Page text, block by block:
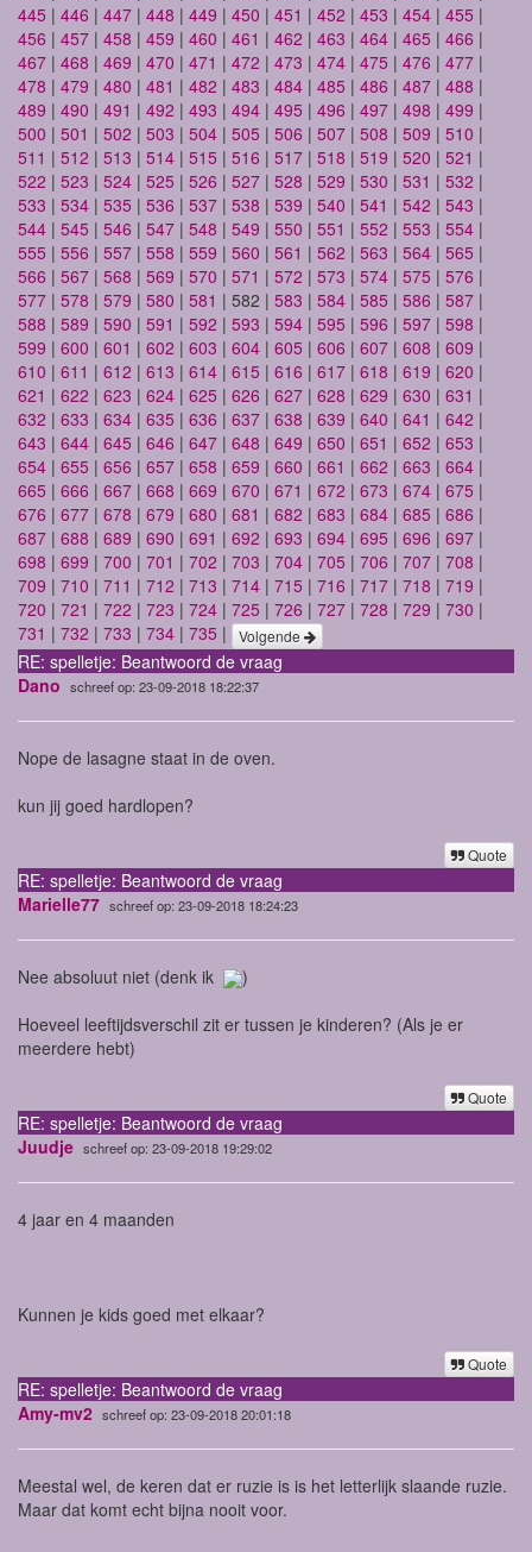
445 | 446 | 447 | 448 | 449 | 450 | 451 | 452 | 453 | 454 | 455 |
456 | 457 | 458 | 459 | 460 | 461 | 462 | 463 | 464 | 465 | 466 |
467 | 468 | 469 | 470 | 471 | 472 | 473 | 474 | 475 | 476 | 477 |
478 | 479 | 480 | 481 | 482 | 483 | 484 | 485 | 486 | 487 | 488 |
489 | 490 | 491 | 492 | 493 | 494 | 495 | 496 | 497 | 498 | 499 |
500 | 501 | 502 | 503 | 504 | 505 | 506 | 507 | 508 | 509 | 510 |
511 | 512 | 513 | 514 | 515 | 516 | 517 | 518 | 519 | 520 | 521 |
522 | 523 | 524 | 525 | 526 | 527 | 528 | 529 | 530 | 531 | 532 |
533 | 534 | 535 | 536 | 537 | 538 | 539 | 540 | 541 | 542 | 543 |
544 | 545 | 546 | 547 | 548 | 549 | 550 | 551 | 552 | 553 | 554 |
555 | 556 | 557 | 558 | 559 | 560 | 561 | 562 | 563 | 564 | 565 |
566 | 567 | 568 | 569 | 570 | 571 | 572 | 573 | 574 | 575 | 576 |
577 | 578 | 579 | 580 | 581 | 582 | 583 | 584 | 585 | 586 | 587 |
588 | 589 | 590 | 591 | 592 | 593 | 594 | 595 | 596 | 597 | 598 |
599 | 600 | 601 | 602 | 603 | 604 | 605 | 606 | 607 | 608 | 609 |
610 | 611 | 612 | 613 | 614 | 615 | 616 | 617 | 618 | 619 | 620 |
621 | 622 | 623 | 624 | 625 | 626 | 627 | 628 | 629 | 630 | 631 |
632 | 633 | 634 | 635 | 636 | 637 | 638 | 639 | 640 | 641 | 642 |
643 | 644 | 645 | 646 | 647 | 648 | 649 | 650 | 651 | 652 | 653 |
654 | 655 | 656 | 657 | 658 | 659 | 660 | 661 | 662 | 663 | 664 |
665 | 666 | 667 | 668 | 669 | 670 | 671 | 672 | 673 | 674 | 675 |
676 | 677 | 678 | 679 | 680 | 681 | 682 | 683 | 684 | 685 | 686 |
687 | 688 | 689 | 690 | 691 | 692 | 693 | 694 | 695 | 696 | 697 |
698 | 699 | 700 | 701 | 702 | 703 | 704 | 705 | 706 | 707 | 708 |
709 | 710 | 711 | 712 | 713 | 714 | 715 | 716 | 717 | 718 | 719 |
720 | 721 | 722 | 723 | 724 | 725 | 726 | 727 | 728 | 729 | 730 |
731 | 732 | 733 | 734 | 735 | Volgende
RE: spelletje: Beantwoord de vraag
Dano schreef op: 23-09-2018 18:22:37
Nope de lasagne staat in de oven.
kun jij goed hardlopen?
Quote
RE: spelletje: Beantwoord de vraag
Marielle77 schreef op: 23-09-2018 18:24:23
Nee absoluut niet (denk ik )
Hoeveel leeftijdsverschil zit er tussen je kinderen? (Als je er
meerdere hebt)
Quote
RE: spelletje: Beantwoord de vraag
Juudje schreef op: 23-09-2018 19:29:02
4 jaar en 4 maanden
Kunnen je kids goed met elkaar?
Quote
RE: spelletje: Beantwoord de vraag
Amy-mv2 schreef op: 23-09-2018 20:01:18
Meestal wel, de keren dat er ruzie is is het letterlijk slaande ruzie.
Maar dat komt echt bijna nooit voor.